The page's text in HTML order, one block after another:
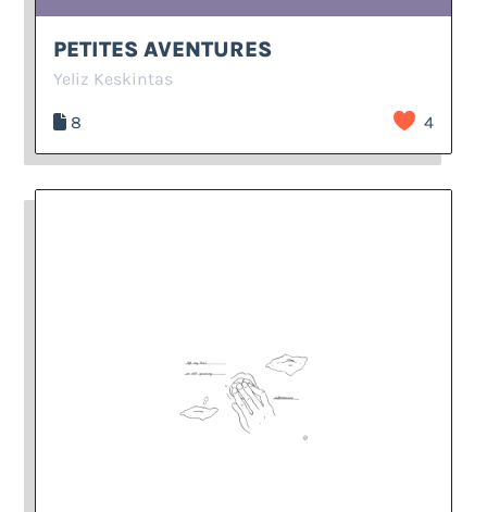
PETITES AVENTURES
Yeliz Keskintas
8 4